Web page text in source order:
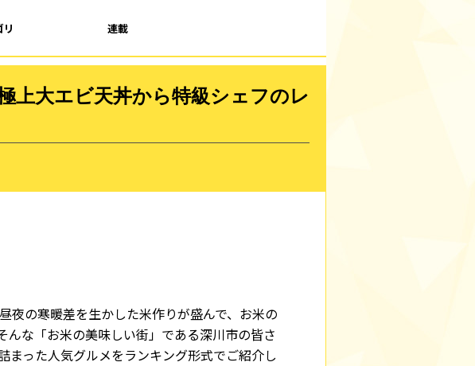
連載
上大エビ天丼から特級シェフのレ
夜の寒暖差を生かした米作りが盛んで、お米の
な「お米の美味しい街」である深川市の皆さ
った人気グルメをランキング形式でご紹介し